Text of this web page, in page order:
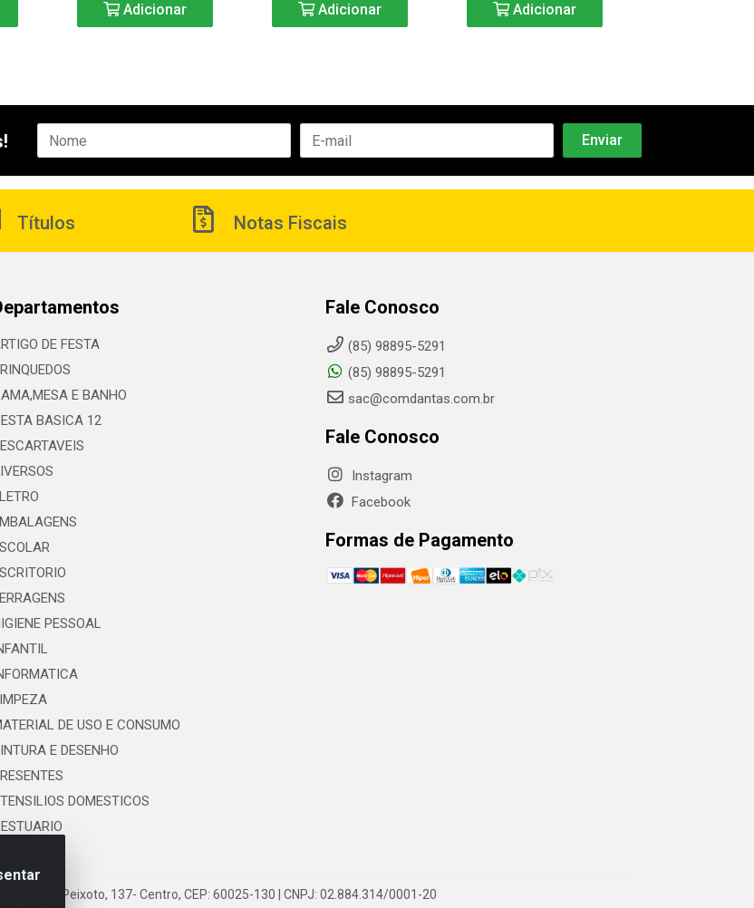
Adicionar Adicionar Adicionar
Títulos Notas Fiscais
DE FESTA
E BANHO
BASICA 12
PESSOAL
DE USO E CONSUMO
E DESENHO
DOMESTICOS
Fale Conosco
(85) 98895-5291
(85) 98895-5291
sac@comdantas.com.br
Fale Conosco
Instagram
Facebook
Formas de Pagamento
Floriano Peixoto, 137- Centro, CEP: 60025-130 | CNPJ: 02.884.314/0001-20